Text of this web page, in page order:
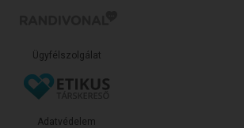
Ügyfélszolgálat
Adatvédelem